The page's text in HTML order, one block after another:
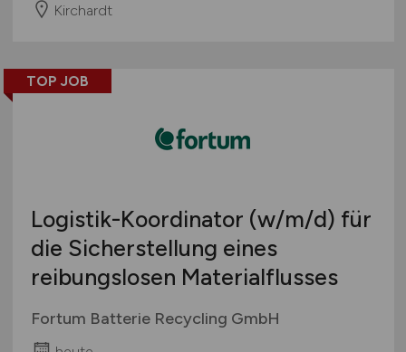
Kirchardt
TOP JOB
Logistik-Koordinator (w/m/d) für
die Sicherstellung eines
reibungslosen Materialflusses
Fortum Batterie Recycling GmbH